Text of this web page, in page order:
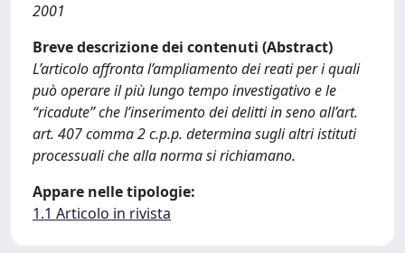
2001
Breve descrizione dei contenuti (Abstract)
L’articolo affronta l’ampliamento dei reati per i quali
può operare il più lungo tempo investigativo e le
“ricadute” che l’inserimento dei delitti in seno all’art.
art. 407 comma 2 c.p.p. determina sugli altri istituti
processuali che alla norma si richiamano.
Appare nelle tipologie:
1.1 Articolo in rivista